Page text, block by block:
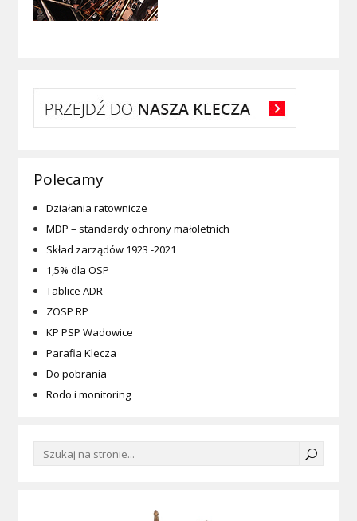
Polecamy
Działania ratownicze
MDP – standardy ochrony małoletnich
Skład zarządów 1923 -2021
1,5% dla OSP
Tablice ADR
ZOSP RP
KP PSP Wadowice
Parafia Klecza
Do pobrania
Rodo i monitoring